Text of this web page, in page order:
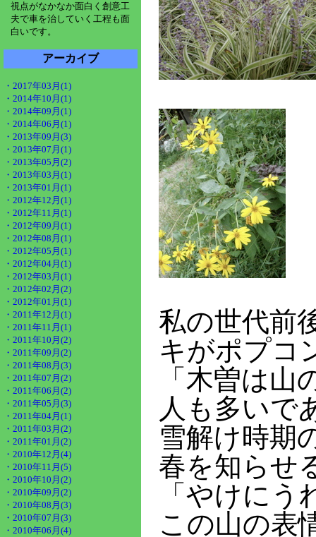
視点がなかなか面白く創意工
夫で車を治していく工程も面
白いです。
アーカイブ
・2017年03月(1)
・2014年10月(1)
・2014年09月(1)
・2014年06月(1)
・2013年09月(3)
・2013年07月(1)
・2013年05月(2)
・2013年03月(1)
・2013年01月(1)
・2012年12月(1)
・2012年11月(1)
・2012年09月(1)
・2012年08月(1)
・2012年05月(1)
・2012年04月(1)
・2012年03月(1)
・2012年02月(2)
・2012年01月(1)
・2011年12月(1)
・2011年11月(1)
・2011年10月(2)
・2011年09月(2)
・2011年08月(3)
・2011年07月(2)
・2011年06月(2)
・2011年05月(3)
・2011年04月(1)
・2011年03月(2)
・2011年01月(2)
・2010年12月(4)
・2010年11月(5)
・2010年10月(2)
・2010年09月(2)
・2010年08月(3)
・2010年07月(3)
・2010年06月(4)
私の世代前
キがポプコ
「木曽は
人も多いで
雪解け時期
春を知らせ
「やけに
この山の表